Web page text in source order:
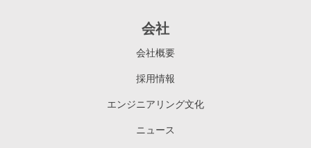
会社
会社概要
採用情報
エンジニアリング文化
ニュース